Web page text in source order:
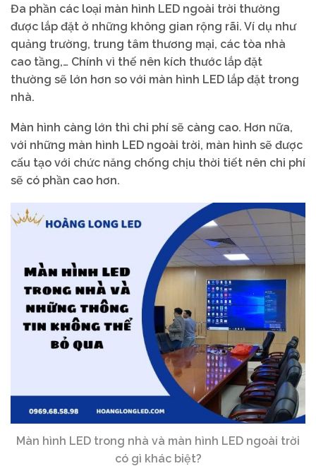
Đa phần các loại màn hình LED ngoài trời thường
được lắp đặt ở những không gian rộng rãi. Ví dụ như
quảng trường, trung tâm thương mại, các tòa nhà
cao tầng,… Chính vì thế nên kích thước lắp đặt
thường sẽ lớn hơn so với màn hình LED lắp đặt trong
nhà.
Màn hình càng lớn thì chi phí sẽ càng cao. Hơn nữa,
với những màn hình LED ngoài trời, màn hình sẽ được
cấu tạo với chức năng chống chịu thời tiết nên chi phí
sẽ có phần cao hơn.
Màn hình LED trong nhà và màn hình LED ngoài trời
có gì khác biệt?